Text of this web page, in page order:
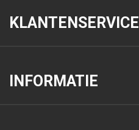
KLANTENSERVICE
INFORMATIE